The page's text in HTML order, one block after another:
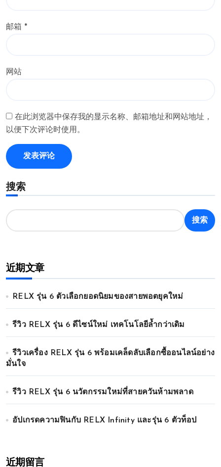
邮箱 *
网站
在此浏览器中保存我的显示名称、邮箱地址和网站地址，
以便下次评论时使用。
搜索
搜索
近期文章
RELX รุ่น 6 ตัวเลือกยอดนิยมของสายพอตยุคใหม่
รีวิว RELX รุ่น 6 ดีไซน์ใหม่ เทคโนโลยีล้ำกว่าเดิม
รีวิวเครื่อง RELX รุ่น 6 พร้อมเคล็ดลับเลือกซื้ออนไลน์อย่าง
มั่นใจ
รีวิว RELX รุ่น 6 นวัตกรรมใหม่ที่สายควันห้ามพลาด
อัปเกรดความฟินกับ RELX Infinity และรุ่น 6 ตัวท็อป
近期留言